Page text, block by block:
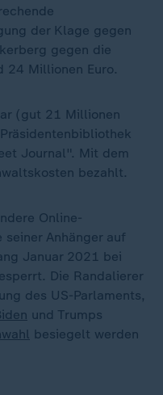
der Klage gegen
gegen die
24 Millionen Euro.
(gut 21 Millionen
Journal". Mit dem
bezahlt.
Online-
Anhänger auf
Januar 2021 bei
Die Randalierer
des US-Parlaments,
und Trumps
besiegelt werden